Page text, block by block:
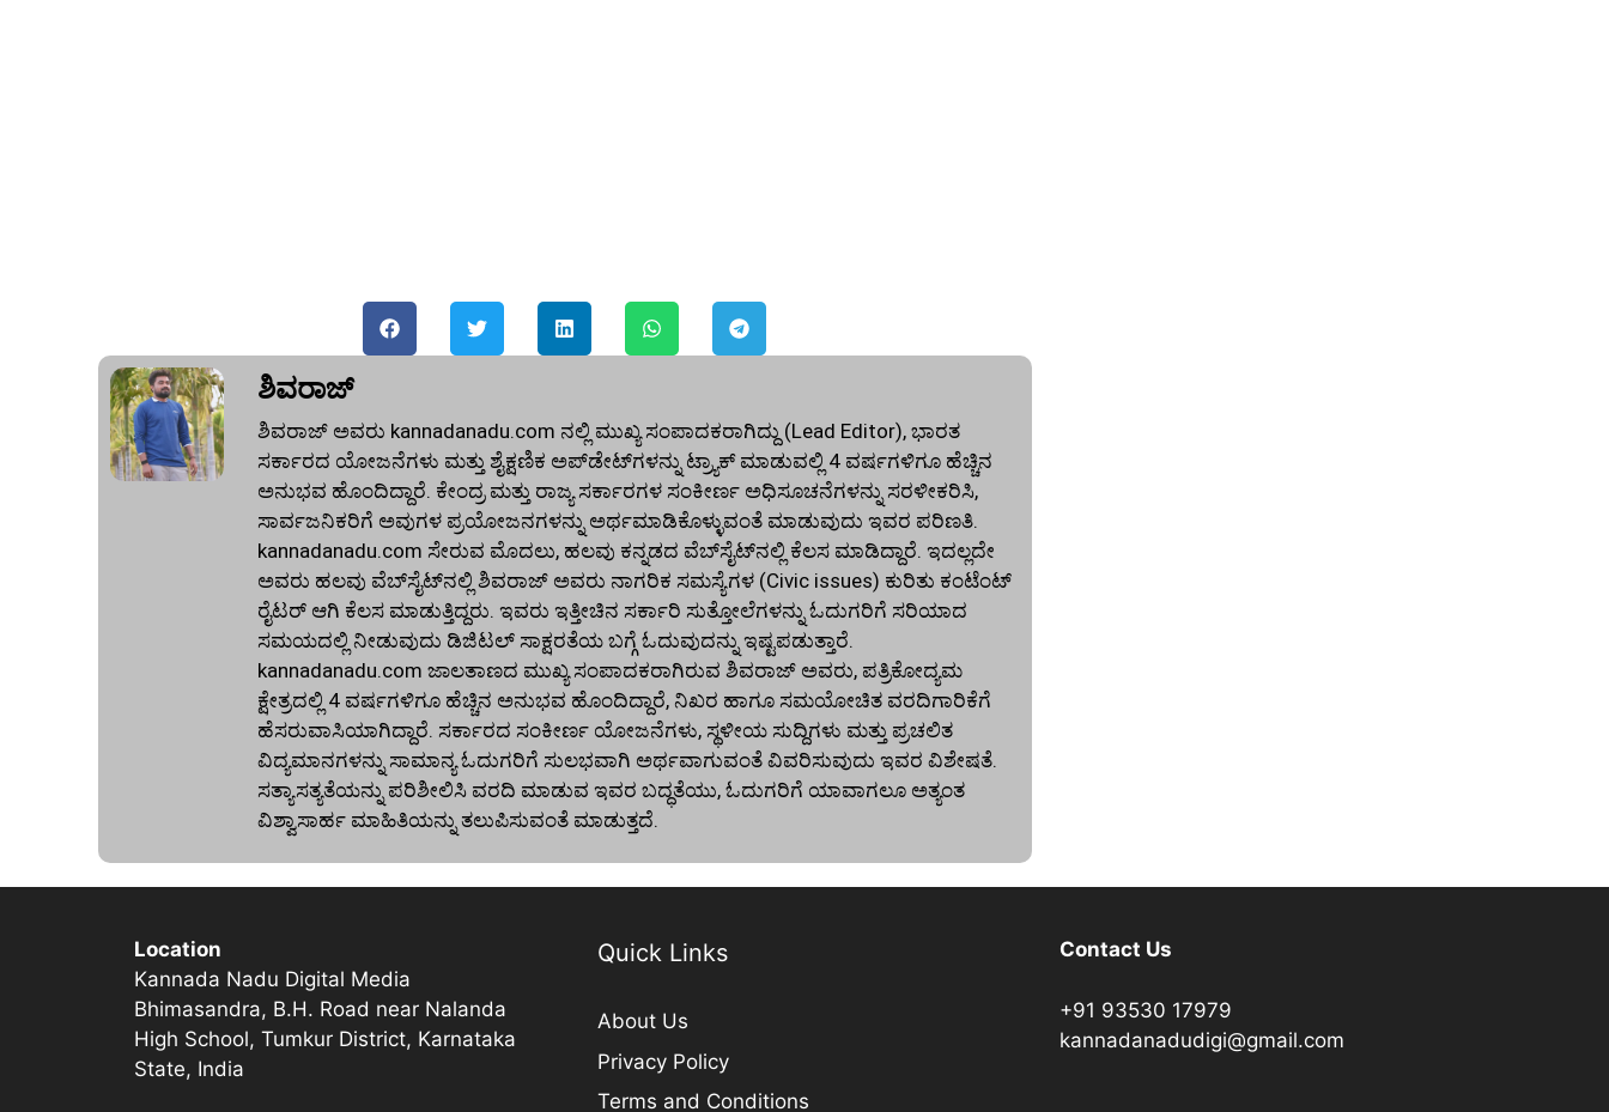
ಶಿವರಾಜ್
ಶಿವರಾಜ್ ಅವರು kannadanadu.com ನಲ್ಲಿ ಮುಖ್ಯ ಸಂಪಾದಕರಾಗಿದ್ದು (Lead Editor), ಭಾರತ
ಸರ್ಕಾರದ ಯೋಜನೆಗಳು ಮತ್ತು ಶೈಕ್ಷಣಿಕ ಅಪ್‌ಡೇಟ್‌ಗಳನ್ನು ಟ್ರ್ಯಾಕ್ ಮಾಡುವಲ್ಲಿ 4 ವರ್ಷಗಳಿಗೂ ಹೆಚ್ಚಿನ
ಅನುಭವ ಹೊಂದಿದ್ದಾರೆ. ಕೇಂದ್ರ ಮತ್ತು ರಾಜ್ಯ ಸರ್ಕಾರಗಳ ಸಂಕೀರ್ಣ ಅಧಿಸೂಚನೆಗಳನ್ನು ಸರಳೀಕರಿಸಿ,
ಸಾರ್ವಜನಿಕರಿಗೆ ಅವುಗಳ ಪ್ರಯೋಜನಗಳನ್ನು ಅರ್ಥಮಾಡಿಕೊಳ್ಳುವಂತೆ ಮಾಡುವುದು ಇವರ ಪರಿಣತಿ.
kannadanadu.com ಸೇರುವ ಮೊದಲು, ಹಲವು ಕನ್ನಡದ ವೆಬ್‌ಸೈಟ್‌ನಲ್ಲಿ ಕೆಲಸ ಮಾಡಿದ್ದಾರೆ. ಇದಲ್ಲದೇ
ಅವರು ಹಲವು ವೆಬ್‌ಸೈಟ್‌ನಲ್ಲಿ ಶಿವರಾಜ್ ಅವರು ನಾಗರಿಕ ಸಮಸ್ಯೆಗಳ (Civic issues) ಕುರಿತು ಕಂಟೆಂಟ್
ರೈಟರ್ ಆಗಿ ಕೆಲಸ ಮಾಡುತ್ತಿದ್ದರು. ಇವರು ಇತ್ತೀಚಿನ ಸರ್ಕಾರಿ ಸುತ್ತೋಲೆಗಳನ್ನು ಓದುಗರಿಗೆ ಸರಿಯಾದ
ಸಮಯದಲ್ಲಿ ನೀಡುವುದು ಡಿಜಿಟಲ್ ಸಾಕ್ಷರತೆಯ ಬಗ್ಗೆ ಓದುವುದನ್ನು ಇಷ್ಟಪಡುತ್ತಾರೆ.
kannadanadu.com ಜಾಲತಾಣದ ಮುಖ್ಯ ಸಂಪಾದಕರಾಗಿರುವ ಶಿವರಾಜ್ ಅವರು, ಪತ್ರಿಕೋದ್ಯಮ
ಕ್ಷೇತ್ರದಲ್ಲಿ 4 ವರ್ಷಗಳಿಗೂ ಹೆಚ್ಚಿನ ಅನುಭವ ಹೊಂದಿದ್ದಾರೆ, ನಿಖರ ಹಾಗೂ ಸಮಯೋಚಿತ ವರದಿಗಾರಿಕೆಗೆ
ಹೆಸರುವಾಸಿಯಾಗಿದ್ದಾರೆ. ಸರ್ಕಾರದ ಸಂಕೀರ್ಣ ಯೋಜನೆಗಳು, ಸ್ಥಳೀಯ ಸುದ್ದಿಗಳು ಮತ್ತು ಪ್ರಚಲಿತ
ವಿದ್ಯಮಾನಗಳನ್ನು ಸಾಮಾನ್ಯ ಓದುಗರಿಗೆ ಸುಲಭವಾಗಿ ಅರ್ಥವಾಗುವಂತೆ ವಿವರಿಸುವುದು ಇವರ ವಿಶೇಷತೆ.
ಸತ್ಯಾಸತ್ಯತೆಯನ್ನು ಪರಿಶೀಲಿಸಿ ವರದಿ ಮಾಡುವ ಇವರ ಬದ್ಧತೆಯು, ಓದುಗರಿಗೆ ಯಾವಾಗಲೂ ಅತ್ಯಂತ
ವಿಶ್ವಾಸಾರ್ಹ ಮಾಹಿತಿಯನ್ನು ತಲುಪಿಸುವಂತೆ ಮಾಡುತ್ತದೆ.
Location
Kannada Nadu Digital Media
Bhimasandra, B.H. Road near Nalanda
High School, Tumkur District, Karnataka
State, India
Quick Links
About Us
Privacy Policy
Terms and Conditions
Contact Us
+91 93530 17979
kannadanadudigi@gmail.com